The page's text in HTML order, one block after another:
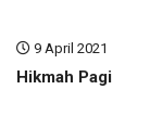
9 April 2021
Hikmah Pagi